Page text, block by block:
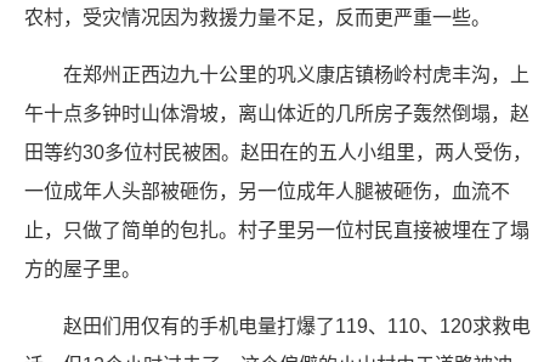
农村，受灾情况因为救援力量不足，反而更严重一些。
在郑州正西边九十公里的巩义康店镇杨岭村虎丰沟，上
午十点多钟时山体滑坡，离山体近的几所房子轰然倒塌，赵
田等约30多位村民被困。赵田在的五人小组里，两人受伤，
一位成年人头部被砸伤，另一位成年人腿被砸伤，血流不
止，只做了简单的包扎。村子里另一位村民直接被埋在了塌
方的屋子里。
赵田们用仅有的手机电量打爆了119、110、120求救电